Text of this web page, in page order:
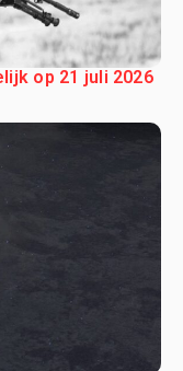
op 21 juli 2026